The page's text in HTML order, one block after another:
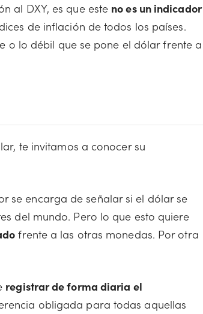
al DXY, es que este no es un indicador
de inflación de todos los países.
o lo débil que se pone el dólar frente a
te invitamos a conocer su
se encarga de señalar si el dólar se
del mundo. Pero lo que esto quiere
frente a las otras monedas. Por otra
registrar de forma diaria el
obligada para todas aquellas